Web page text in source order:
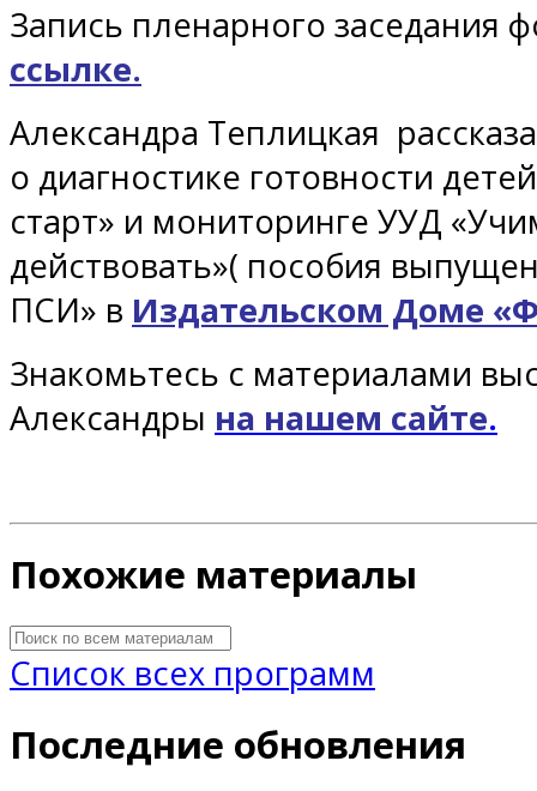
Запись пленарного заседания
ссылке.
Александра Теплицкая
о диагностике готовности
старт» и мониторинге УУД
действовать»( пособия
ПСИ» в Издательском Доме
Знакомьтесь с материалами
Александры на нашем сайте.
Похожие материалы
Список всех программ
Последние обновления